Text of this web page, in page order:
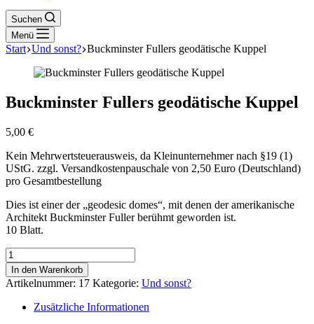
Suchen
Menü
Start Und sonst? Buckminster Fullers geodätische Kuppel
Buckminster Fullers geodätische Kuppel
5,00 €
Kein Mehrwertsteuerausweis, da Kleinunternehmer nach §19 (1)
UStG. zzgl. Versandkostenpauschale von 2,50 Euro (Deutschland)
pro Gesamtbestellung
Dies ist einer der „geodesic domes“, mit denen der amerikanische
Architekt Buckminster Fuller berühmt geworden ist.
10 Blatt.
Buckminster
Fullers
geodätische
Kuppel
Menge
In den Warenkorb
Artikelnummer: 17 Kategorie: Und sonst?
Zusätzliche Informationen